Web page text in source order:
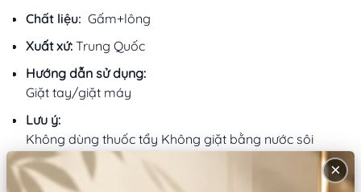
Chất liệu: Gấm+lông
Xuất xứ: Trung Quốc
Hướng dẫn sử dụng:
Giặt tay/giặt máy
Lưu ý:
Không dùng thuốc tẩy Không giặt bằng nước sôi
Mô tả sản phẩm
×